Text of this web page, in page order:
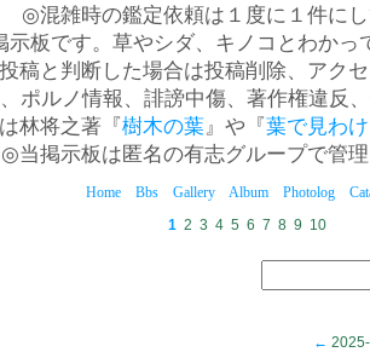
◎混雑時の鑑定依頼は１度に１件にし
板です。草やシダ、キノコとわかっ
稿と判断した場合は投稿削除、アクセ
ポルノ情報、誹謗中傷、著作権違反
林将之著『樹木の葉』や『葉で見わ
◎当掲示板は匿名の有志グループで管理
Home Bbs Gallery Album Photolog
1 2 3 4 5 6 7 8 9 10
←